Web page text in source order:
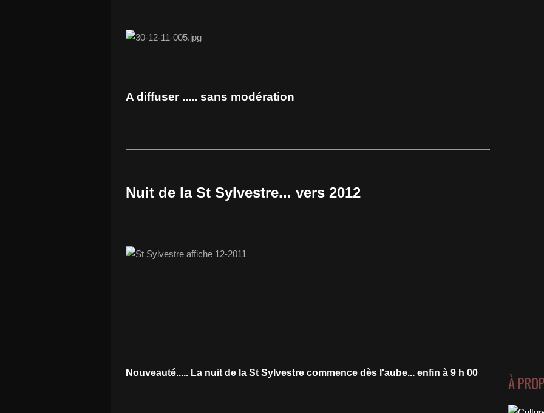
A diffuser ..... sans modération
Nuit de la St Sylvestre... vers 2012
Nouveauté..... La nuit de la St Sylvestre commence dès l'aube... enfin à 9 h 00
À